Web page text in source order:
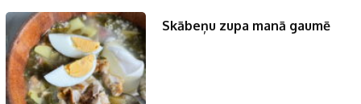
Skābeņu zupa manā gaumē